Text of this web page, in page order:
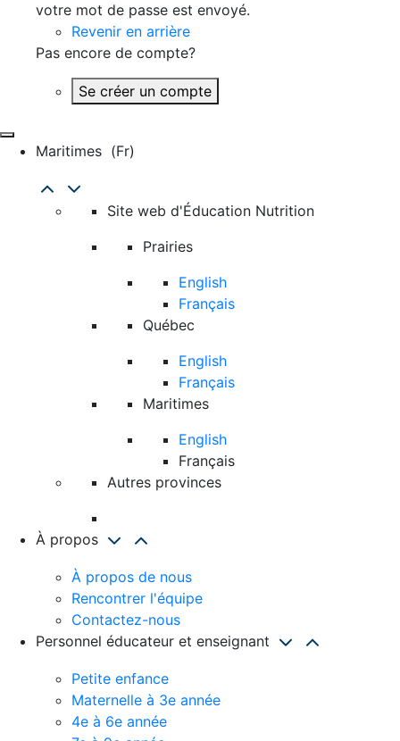
votre mot de passe est envoyé.
Revenir en arrière
Pas encore de compte?
Se créer un compte
Maritimes (fr)
Site web d'Éducation Nutrition
Prairies
English
Français
Québec
English
Français
Maritimes
English
Français
Autres provinces
À propos
À propos de nous
Rencontrer l'équipe
Contactez-nous
Personnel éducateur et enseignant
Petite enfance
Maternelle à 3e année
4e à 6e année